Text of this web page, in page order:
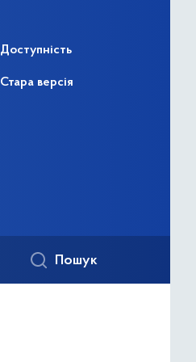
Доступність
Стара версія
Пошук